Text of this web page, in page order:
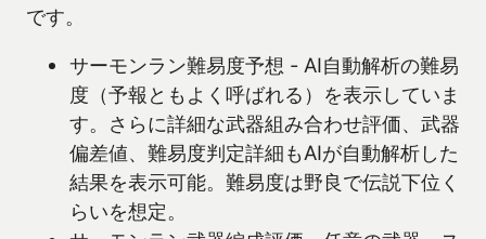
です。
サーモンラン難易度予想 - AI自動解析の難易
度（予報ともよく呼ばれる）を表示していま
す。さらに詳細な武器組み合わせ評価、武器
偏差値、難易度判定詳細もAIが自動解析した
結果を表示可能。難易度は野良で伝説下位く
らいを想定。